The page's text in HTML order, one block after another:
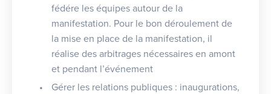
fédére les équipes autour de la
manifestation. Pour le bon déroulement de
la mise en place de la manifestation, il
réalise des arbitrages nécessaires en amont
et pendant l’événement
Gérer les relations publiques : inaugurations,